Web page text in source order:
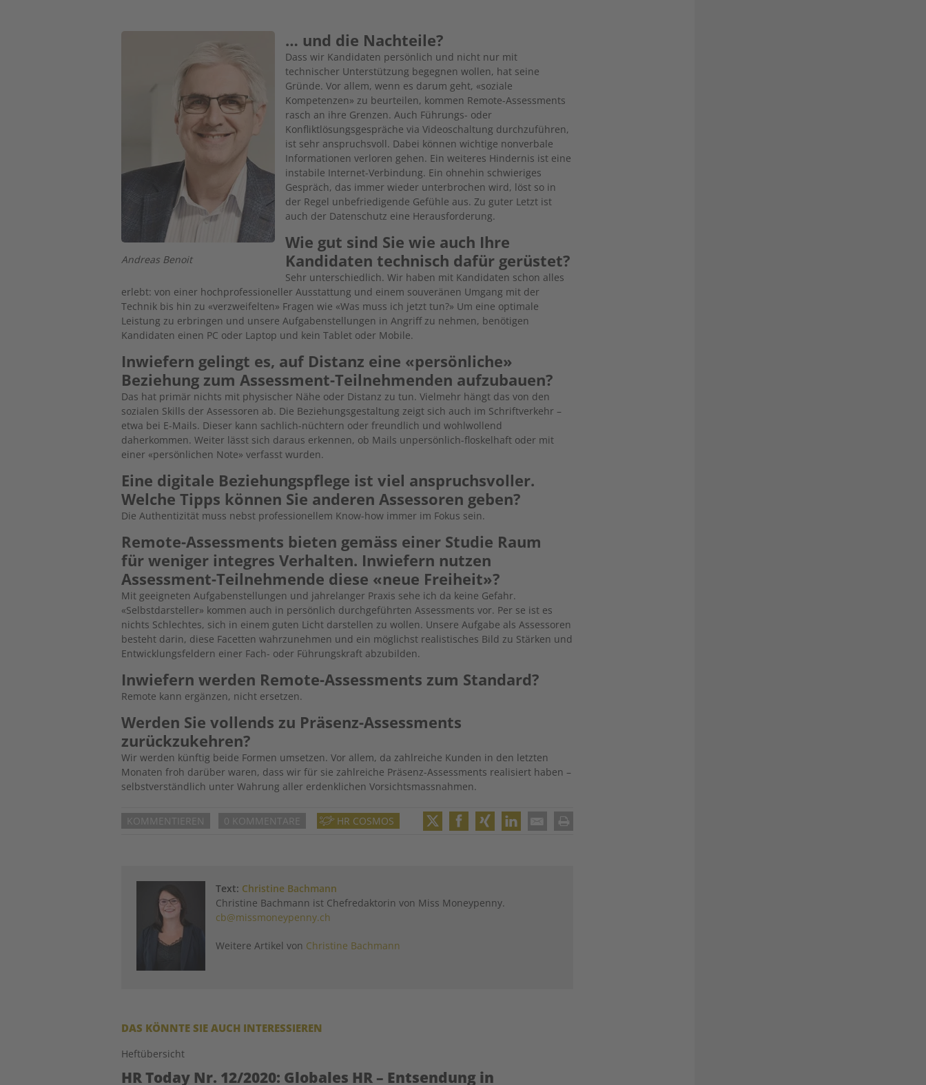
Andreas Benoit
… und die Nachteile?
Dass wir Kandidaten persönlich und nicht nur mit
technischer Unterstützung begegnen wollen, hat seine
Gründe. Vor allem, wenn es darum geht, «soziale
Kompetenzen» zu beurteilen, kommen Remote-Assessments
rasch an ihre Grenzen. Auch Führungs- oder
Konfliktlösungsgespräche via Videoschaltung durchzuführen,
ist sehr anspruchsvoll. Dabei können wichtige nonverbale
Informationen verloren gehen. Ein weiteres ­Hindernis ist eine
instabile Internet-Verbindung. Ein ohnehin schwieriges
Gespräch, das immer wieder unterbrochen wird, löst so in
der Regel unbefriedigende Gefühle aus. Zu guter Letzt ist
auch der Datenschutz eine Herausforderung.
Wie gut sind Sie wie auch Ihre
Kandidaten technisch dafür ­gerüstet?
Sehr unterschiedlich. Wir haben mit Kandidaten schon alles
erlebt: von einer hochprofessioneller Ausstattung und einem souveränen Umgang mit der
Technik bis hin zu «verzweifelten» Fragen wie «Was muss ich jetzt tun?» Um eine optimale
Leistung zu erbringen und unsere Aufgabenstellungen in Angriff zu nehmen, benötigen
Kandidaten einen PC oder ­Laptop und kein Tablet oder Mobile.
Inwiefern gelingt es, auf Distanz eine «persönliche»
Beziehung zum Assessment-Teilnehmenden aufzubauen?
Das hat primär nichts mit physischer Nähe oder Distanz zu tun. Vielmehr hängt das von den
sozialen Skills der Assessoren ab. Die Beziehungsgestaltung zeigt sich auch im Schriftverkehr –
etwa bei E-Mails. Dieser kann sachlich-nüchtern oder freundlich und wohlwollend
daherkommen. Weiter lässt sich daraus erkennen, ob Mails unpersönlich-floskelhaft oder mit
einer «persönlichen Note» verfasst wurden.
Eine digitale Beziehungspflege ist viel anspruchsvoller.
Welche Tipps können Sie anderen Assessoren geben?
Die Authentizität muss nebst professionellem Know-how immer im Fokus sein.
Remote-Assessments bieten gemäss einer Studie Raum
für ­weniger integres Verhalten. Inwiefern nutzen
Assessment-Teilnehmende diese «neue Freiheit»?
Mit geeigneten Aufgabenstellungen und jahrelanger Praxis sehe ich da keine Gefahr.
«Selbstdarsteller» kommen auch in persönlich durchgeführten Assessments vor. Per se ist es
nichts Schlechtes, sich in einem guten Licht darstellen zu wollen. ­Unsere Aufgabe als Assessoren
besteht darin, diese Facetten wahrzunehmen und ein möglichst realistisches Bild zu Stärken und
Entwicklungsfeldern einer Fach- oder Führungskraft ­abzubilden.
Inwiefern werden Remote-Assessments zum Standard?
Remote kann ergänzen, nicht ersetzen.
Werden Sie vollends zu Präsenz-Assessments
zurückzukehren?
Wir werden künftig beide Formen umsetzen. Vor allem, da zahlreiche Kunden in den letzten
Monaten froh darüber waren, dass wir für sie zahlreiche Präsenz-Assessments realisiert haben –
selbstverständlich unter Wahrung aller erdenklichen Vorsichtsmassnahmen.
KOMMENTIEREN 0 KOMMENTARE HR COSMOS
Text: Christine Bachmann
Christine Bachmann ist Chefredaktorin von Miss Moneypenny.
cb@missmoneypenny.ch
Weitere Artikel von Christine Bachmann
DAS KÖNNTE SIE AUCH INTERESSIEREN
Heftübersicht
HR Today Nr. 12/2020: Globales HR – Entsendung in